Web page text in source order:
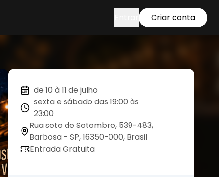
Criar conta
de 10 à 11 de julho
sexta e sábado das 19:00 às
23:00
Rua sete de Setembro, 539-483,
Barbosa - SP, 16350-000, Brasil
Entrada Gratuita